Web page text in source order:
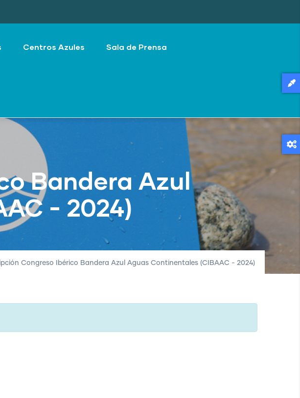
Centros Azules Sala de Prensa
Bandera Azul
- 2024)
Congreso Ibérico Bandera Azul Aguas Continentales (CIBAAC - 2024)